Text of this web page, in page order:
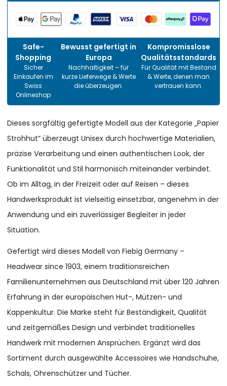
Safe-
Shopping
Sicher
Einkaufen im
Swiss
Onlineshop
Bewusst gefertigt in
Europa
Nachhaltigkeit – für
kurze Lieferwege & Werte
die überzeugen.
Kompromisslose
Qualitätsstandards
Für Qualität mit Bestand
& Werte, denen man
vertrauen kann.
Dieses sorgfältig gefertigte Modell aus der Kategorie „Papier
Strohhut“ überzeugt Unisex durch hochwertige Materialien,
präzise Verarbeitung und einen authentischen Look, der
Funktionalität und Stil harmonisch miteinander verbindet.
Ob im Alltag, in der Freizeit oder auf Reisen – dieses
Handwerksprodukt ist vielseitig einsetzbar, angenehm in der
Anwendung und ein zuverlässiger Begleiter in jeder
Situation.
Gefertigt wird dieses Modell von Fiebig Germany –
Headwear since 1903, einem traditionsreichen
Familienunternehmen aus Deutschland mit über 120 Jahren
Erfahrung in der europäischen Hut-, Mützen- und
Kappenkultur. Die Marke steht für Beständigkeit, Qualität
und zeitgemäßes Design und verbindet traditionelles
Handwerk mit modernen Ansprüchen. Ergänzt wird das
Sortiment durch ausgewählte Accessoires wie Handschuhe,
Schals, Ohrenschützer und Tücher.